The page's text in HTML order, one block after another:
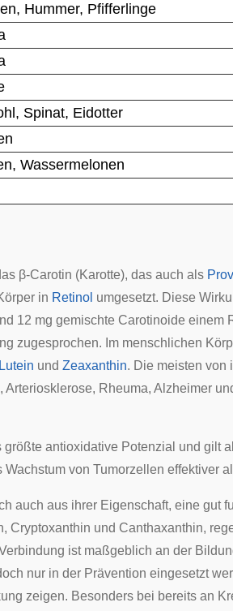
Hummer, Pfifferlinge
Spinat, Eidotter
Wassermelonen
β-Carotin (Karotte), das auch als
in Retinol umgesetzt. Diese
12 mg gemischte Carotinoide einem
zugesprochen. Im menschlichen
Lutein und Zeaxanthin. Die meisten von
Arteriosklerose, Rheuma, Alzheimer
größte antioxidative Potenzial und gilt
Wachstum von Tumorzellen effektiver
auch aus ihrer Eigenschaft, eine gut
und Canthaxanthin,
ist maßgeblich an der
nur in der Prävention eingesetzt
zeigen. Besonders bei bereits an